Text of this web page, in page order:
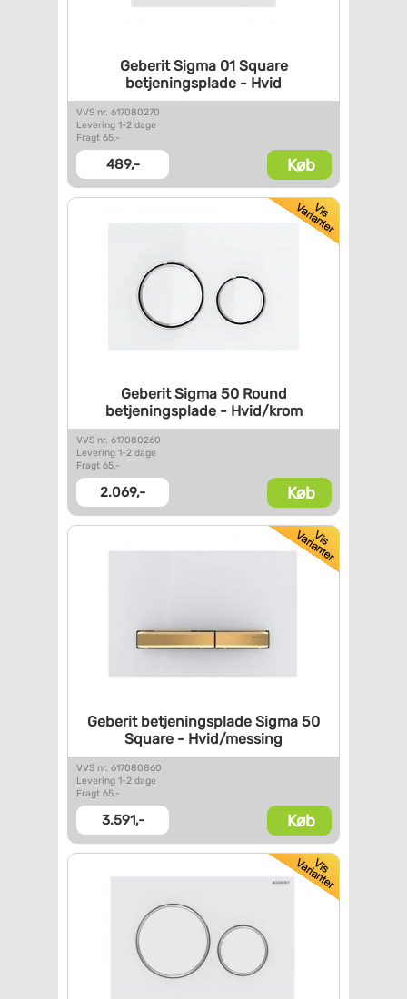
Geberit Sigma 01 Square
betjeningsplade - Hvid
VVS nr. 617080270
Levering 1-2 dage
Fragt 65,-
489,- Køb
Geberit Sigma 50 Round
betjeningsplade - Hvid/krom
VVS nr. 617080260
Levering 1-2 dage
Fragt 65,-
2.069,- Køb
Geberit betjeningsplade Sigma 50
Square - Hvid/messing
VVS nr. 617080860
Levering 1-2 dage
Fragt 65,-
3.591,- Køb